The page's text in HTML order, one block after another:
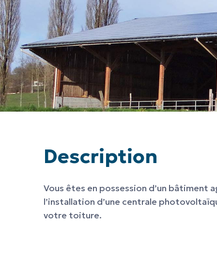
Description
Vous êtes en possession d’un
l’installation d’une centrale
votre toiture.